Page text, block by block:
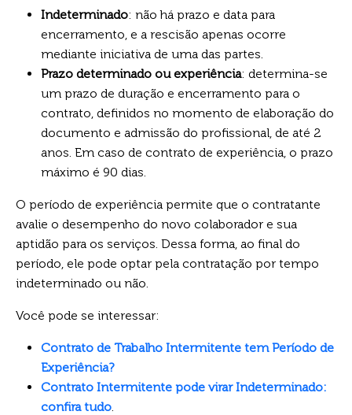
Indeterminado: não há prazo e data para
encerramento, e a rescisão apenas ocorre
mediante iniciativa de uma das partes.
Prazo determinado ou experiência: determina-se
um prazo de duração e encerramento para o
contrato, definidos no momento de elaboração do
documento e admissão do profissional, de até 2
anos. Em caso de contrato de experiência, o prazo
máximo é 90 dias.
O período de experiência permite que o contratante
avalie o desempenho do novo colaborador e sua
aptidão para os serviços. Dessa forma, ao final do
período, ele pode optar pela contratação por tempo
indeterminado ou não.
Você pode se interessar:
Contrato de Trabalho Intermitente tem Período de
Experiência?
Contrato Intermitente pode virar Indeterminado:
confira tudo.